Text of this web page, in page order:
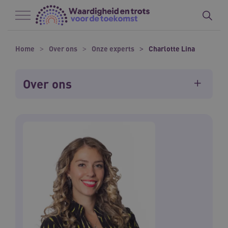
Naar hoofdinhoud
Naar footer
Home Over ons Onze experts Charlotte Lina
Over ons